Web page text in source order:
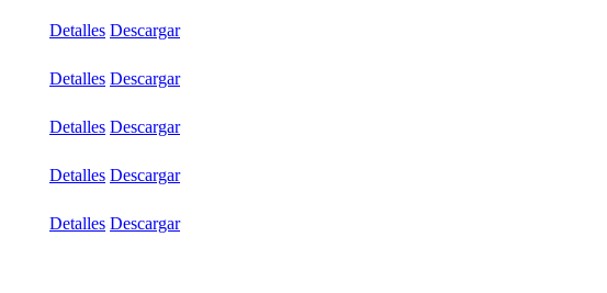
Detalles Descargar
Detalles Descargar
Detalles Descargar
Detalles Descargar
Detalles Descargar